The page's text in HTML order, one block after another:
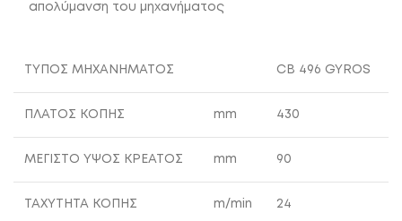
απολύμανση του μηχανήματος
ΤΥΠΟΣ ΜΗΧΑΝΗΜΑΤΟΣ CB 496 GYROS
ΠΛΑΤΟΣ ΚΟΠΗΣ mm 430
ΜΕΓΙΣΤΟ ΥΨΟΣ ΚΡΕΑΤΟΣ mm 90
ΤΑΧΥΤΗΤΑ ΚΟΠΗΣ m/min 24